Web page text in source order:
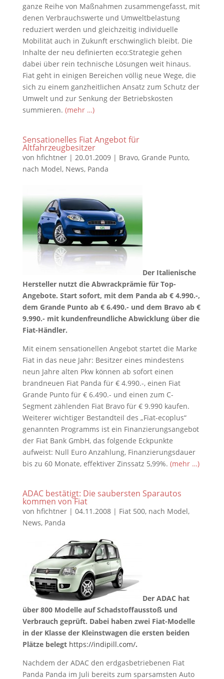
ganze Reihe von Maßnahmen zusammengefasst, mit
denen Verbrauchswerte und Umweltbelastung
reduziert werden und gleichzeitig individuelle
Mobilität auch in Zukunft erschwinglich bleibt. Die
Inhalte der neu definierten eco:Strategie gehen
dabei über rein technische Lösungen weit hinaus.
Fiat geht in einigen Bereichen völlig neue Wege, die
sich zu einem ganzheitlichen Ansatz zum Schutz der
Umwelt und zur Senkung der Betriebskosten
summieren. (mehr …)
Sensationelles Fiat Angebot für
Altfahrzeugbesitzer
von hfichtner| 20.01.2009| Bravo, Grande Punto,
nach Model, News, Panda
Der Italienische
Hersteller nutzt die Abwrackprämie für Top-
Angebote. Start sofort, mit dem Panda ab € 4.990.-,
dem Grande Punto ab € 6.490.- und dem Bravo ab €
9.990.- mit kundenfreundliche Abwicklung über die
Fiat-Händler.
Mit einem sensationellen Angebot startet die Marke
Fiat in das neue Jahr: Besitzer eines mindestens
neun Jahre alten Pkw können ab sofort einen
brandneuen Fiat Panda für € 4.990.-, einen Fiat
Grande Punto für € 6.490.- und einen zum C-
Segment zählenden Fiat Bravo für € 9.990 kaufen.
Weiterer wichtiger Bestandteil des „Fiat-ecoplus“
genannten Programms ist ein Finanzierungsangebot
der Fiat Bank GmbH, das folgende Eckpunkte
aufweist: Null Euro Anzahlung, Finanzierungsdauer
bis zu 60 Monate, effektiver Zinssatz 5,99%. (mehr …)
ADAC bestätigt: Die saubersten Sparautos
kommen von Fiat
von hfichtner| 04.11.2008| Fiat 500, nach Model,
News, Panda
Der ADAC hat
über 800 Modelle auf Schadstoffausstoß und
Verbrauch geprüft. Dabei haben zwei Fiat-Modelle
in der Klasse der Kleinstwagen die ersten beiden
Plätze belegt https://indipill.com/.
Nachdem der ADAC den erdgasbetriebenen Fiat
Panda Panda im Juli bereits zum sparsamsten Auto